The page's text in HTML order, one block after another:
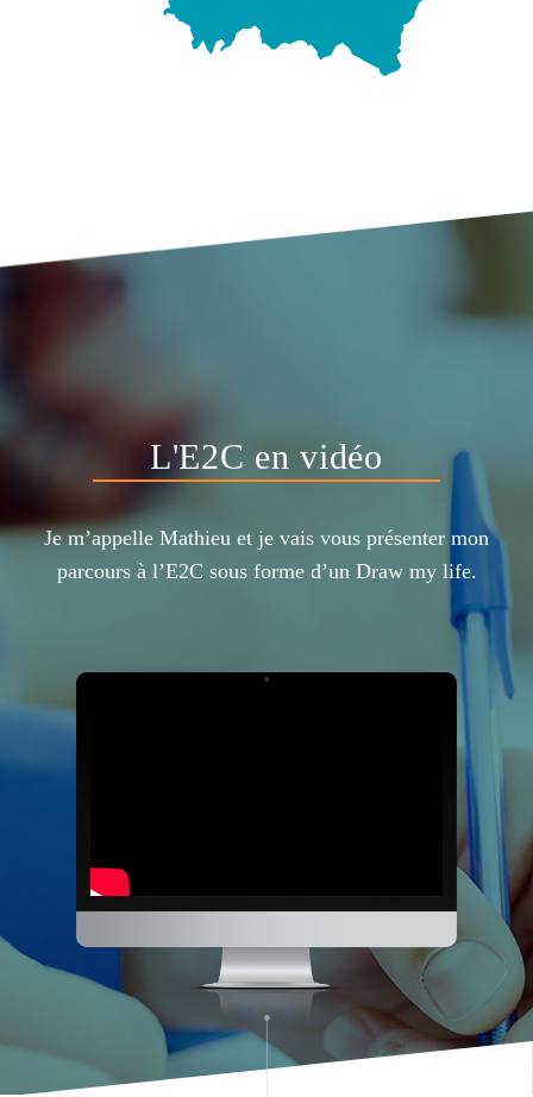
L'E2C en vidéo
Je m’appelle Mathieu et je vais vous présenter mon
parcours à l’E2C sous forme d’un Draw my life.